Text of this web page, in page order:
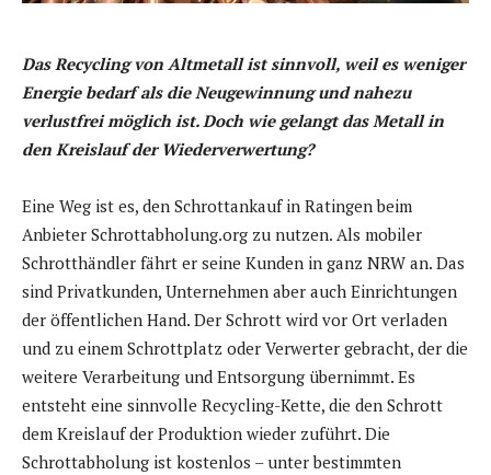
Das Recycling von Altmetall ist sinnvoll, weil es weniger
Energie bedarf als die Neugewinnung und nahezu
verlustfrei möglich ist. Doch wie gelangt das Metall in
den Kreislauf der Wiederverwertung?
Eine Weg ist es, den Schrottankauf in Ratingen beim
Anbieter Schrottabholung.org zu nutzen. Als mobiler
Schrotthändler fährt er seine Kunden in ganz NRW an. Das
sind Privatkunden, Unternehmen aber auch Einrichtungen
der öffentlichen Hand. Der Schrott wird vor Ort verladen
und zu einem Schrottplatz oder Verwerter gebracht, der die
weitere Verarbeitung und Entsorgung übernimmt. Es
entsteht eine sinnvolle Recycling-Kette, die den Schrott
dem Kreislauf der Produktion wieder zuführt. Die
Schrottabholung ist kostenlos – unter bestimmten